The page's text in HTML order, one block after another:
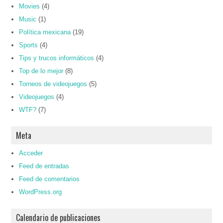
Movies (4)
Music (1)
Política mexicana(19)
Sports (4)
Tips y trucos informáticos (4)
Top de lo mejor (8)
Torneos de videojuegos (5)
Videojuegos (4)
WTF? (7)
Meta
Acceder
Feed de entradas
Feed de comentarios
WordPress.org
Calendario de publicaciones